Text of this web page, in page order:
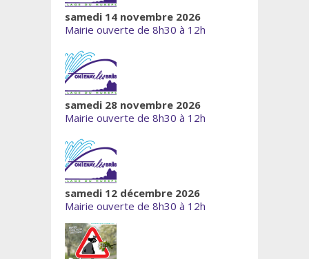
samedi 14 novembre 2026
Mairie ouverte de 8h30 à 12h
samedi 28 novembre 2026
Mairie ouverte de 8h30 à 12h
samedi 12 décembre 2026
Mairie ouverte de 8h30 à 12h